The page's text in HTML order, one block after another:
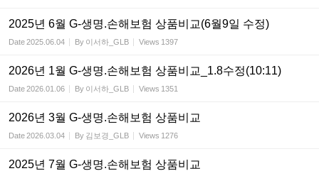
2025년 6월 G-생명.손해보험 상품비교(6월9일 수정)
Date2025.06.04 By 이서하_GLB Views 1397
2026년 1월 G-생명.손해보험 상품비교_1.8수정(10:11)
Date2026.01.06 By 이서하_GLB Views 1351
2026년 3월 G-생명.손해보험 상품비교
Date2026.03.04 By 김보경_GLB Views 1276
2025년 7월 G-생명.손해보험 상품비교